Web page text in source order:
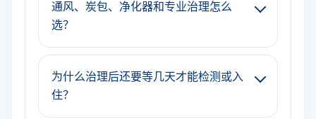
通风、炭包、净化器和专业治理怎么
选？
为什么治理后还要等几天才能检测或入
住？